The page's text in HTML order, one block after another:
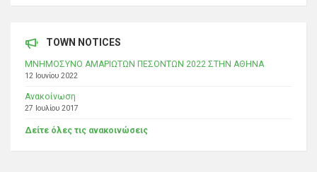
TOWN NOTICES
ΜΝΗΜΟΣΥΝΟ ΑΜΑΡΙΩΤΩΝ ΠΕΣΟΝΤΩΝ 2022 ΣΤΗΝ ΑΘΗΝΑ
12 Ιουνίου 2022
Ανακοίνωση
27 Ιουλίου 2017
Δείτε όλες τις ανακοινώσεις